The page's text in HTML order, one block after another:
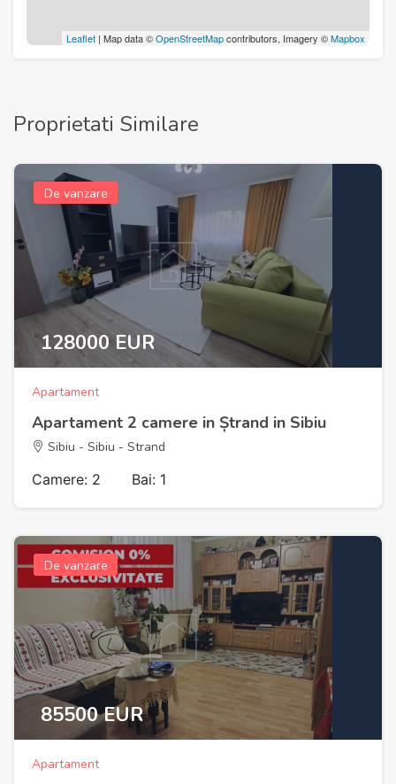
Leaflet | Map data ©OpenStreetMapcontributors, Imagery ©Mapbox
Proprietati Similare
De vanzare
128000 EUR
Apartament
Apartament 2 camere in Ștrand in Sibiu
Sibiu - Sibiu - Strand
Camere: 2 Bai: 1
De vanzare
85500 EUR
Apartament